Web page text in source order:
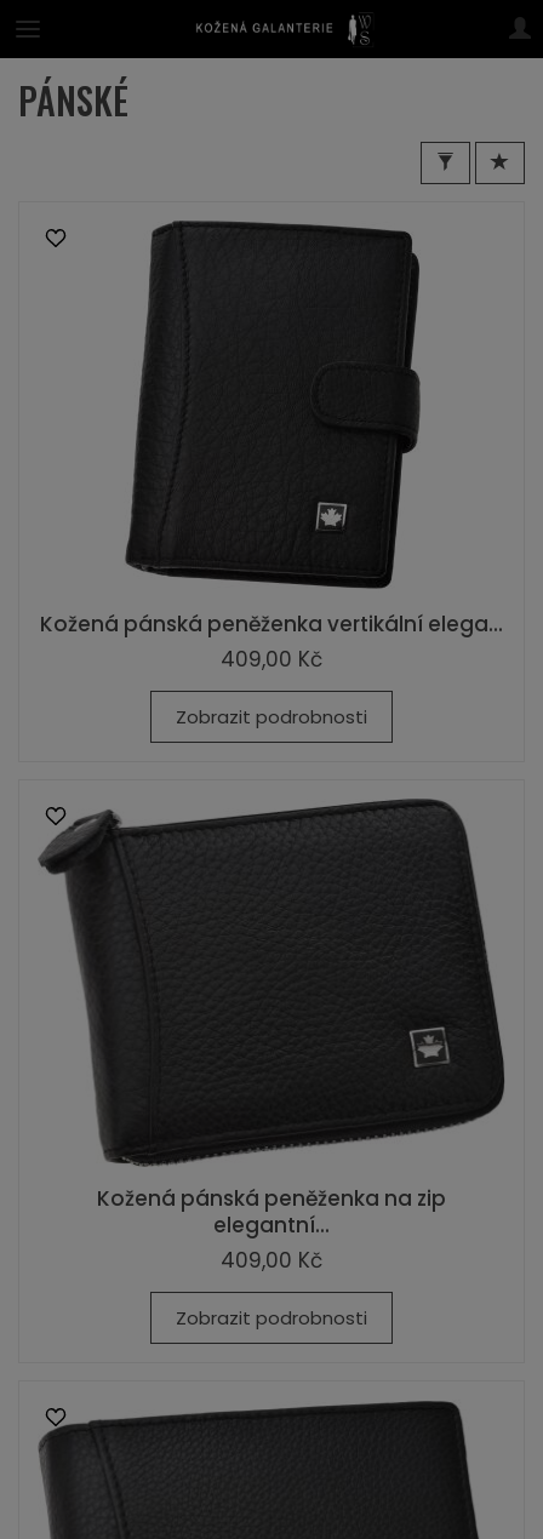
PÁNSKÉ
Kožená pánská peněženka vertikální elega...
409,00 Kč
Zobrazit podrobnosti
Kožená pánská peněženka na zip
elegantní...
409,00 Kč
Zobrazit podrobnosti